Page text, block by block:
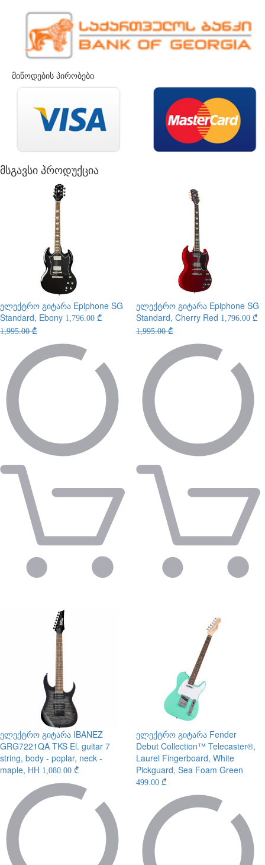
მიწოდების პირობები
მსგავსი პროდუქცია
ელექტრო გიტარა Epiphone SG
Standard, Ebony 1,796.00 ₾
1,995.00 ₾
ელექტრო გიტარა Epiphone SG
Standard, Cherry Red 1,796.00 ₾
1,995.00 ₾
ელექტრო გიტარა IBANEZ
GRG7221QA TKS El. guitar 7
string, body - poplar, neck -
maple, HH 1,080.00 ₾
ელექტრო გიტარა Fender
Debut Collection™ Telecaster®,
Laurel Fingerboard, White
Pickguard, Sea Foam Green
499.00 ₾